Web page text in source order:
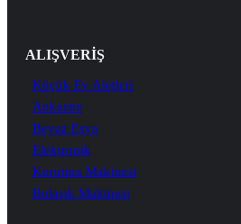
ALIŞVERİŞ
Küçük Ev Aletleri
Ankastre
Beyaz Eşya
Elektronik
Kurutma Makinesi
Bulaşık Makinesi